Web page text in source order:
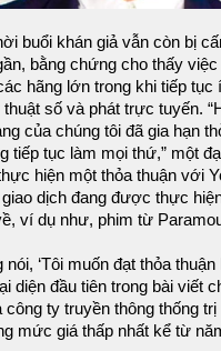
buổi khán giả vẫn còn bị
bằng chứng cho thấy
hãng lớn trong khi tiếp tục
số và phát trực tuyến.
của chúng tôi đã gia hạn
tiếp tục làm mọi thứ,” một
hiện một thỏa thuận với
dịch đang được thực
ví dụ như, phim từ
nói, ‘Tôi muốn đạt thỏa
diện đầu tiên trong bài viết
công ty truyền thông thống
mức giá thấp nhất kể từ